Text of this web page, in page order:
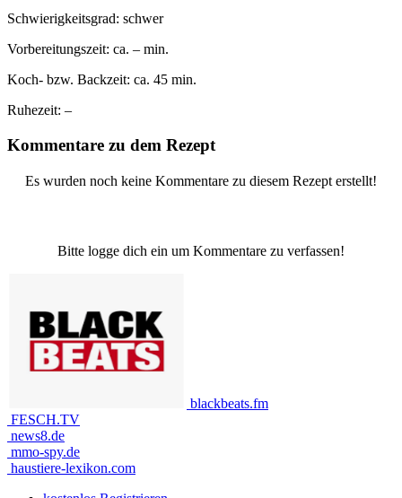
Schwierigkeitsgrad: schwer
Vorbereitungszeit: ca. – min.
Koch- bzw. Backzeit: ca. 45 min.
Ruhezeit: –
Kommentare zu dem Rezept
Es wurden noch keine Kommentare zu diesem Rezept erstellt!
Bitte logge dich ein um Kommentare zu verfassen!
blackbeats.fm
FESCH.TV
news8.de
mmo-spy.de
haustiere-lexikon.com